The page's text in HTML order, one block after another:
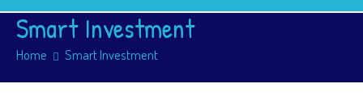
Smart Investment
Home Smart Investment